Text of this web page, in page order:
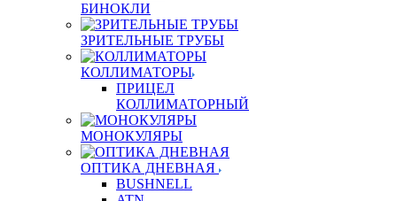
БИНОКЛИ
ЗРИТЕЛЬНЫЕ ТРУБЫ
КОЛЛИМАТОРЫ
ПРИЦЕЛ
КОЛЛИМАТОРНЫЙ
МОНОКУЛЯРЫ
ОПТИКА ДНЕВНАЯ
BUSHNELL